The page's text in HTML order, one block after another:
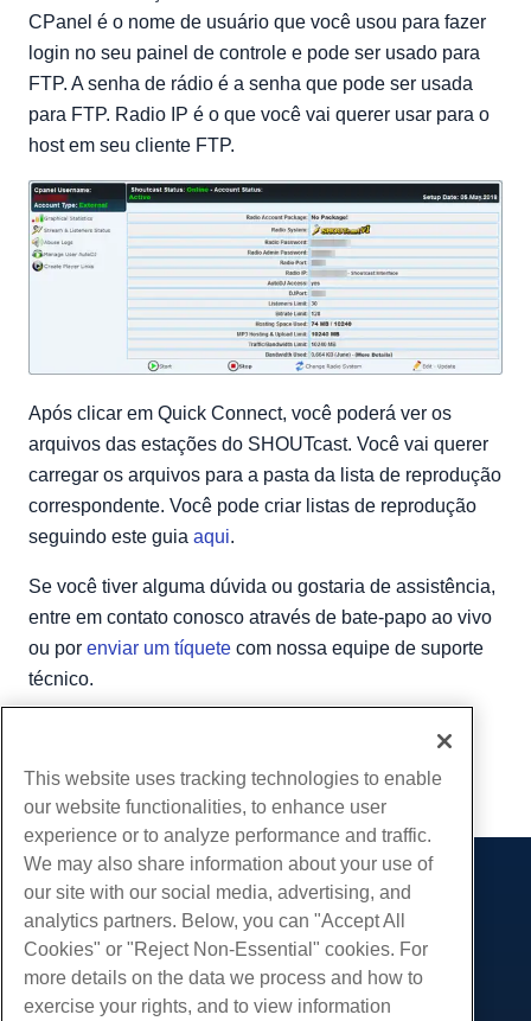
CPanel é o nome de usuário que você usou para fazer
login no seu painel de controle e pode ser usado para
FTP. A senha de rádio é a senha que pode ser usada
para FTP. Radio IP é o que você vai querer usar para o
host em seu cliente FTP.
Após clicar em Quick Connect, você poderá ver os
arquivos das estações do SHOUTcast. Você vai querer
carregar os arquivos para a pasta da lista de reprodução
correspondente. Você pode criar listas de reprodução
seguindo este guia aqui.
Se você tiver alguma dúvida ou gostaria de assistência,
entre em contato conosco através de bate-papo ao vivo
ou por enviar um tíquete com nossa equipe de suporte
técnico.
cópia de URL
Produtos
Hospedagem na web
Hospedagem Empresarial
Serviços
Migrações de sites
Comunidade
This website uses tracking technologies to enable
our website functionalities, to enhance user
experience or to analyze performance and traffic.
We may also share information about your use of
our site with our social media, advertising, and
analytics partners. Below, you can "Accept All
Cookies" or "Reject Non-Essential" cookies. For
more details on the data we process and how to
exercise your rights, and to view information